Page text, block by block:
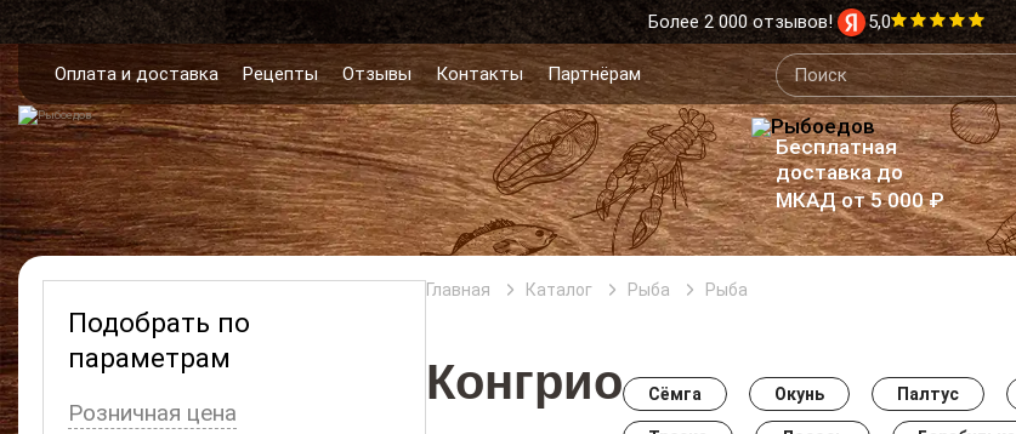
Более 2 000 отзывов! 5,0
Оплата и доставка Рецепты Отзывы Контакты Партнёрам
Бесплатная
доставка до
МКАД от 5 000 ₽
Подобрать по
параметрам
Розничная цена
Главная Каталог Рыба Рыба
Конгрио Сёмга Окунь Палтус